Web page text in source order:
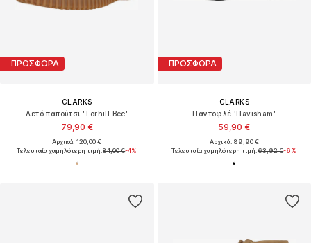
ΠΡΟΣΦΟΡΑ
CLARKS
Δετό παπούτσι 'Torhill Bee'
79,90 €
Αρχικά: 120,00 €
Τελευταία χαμηλότερη τιμή:84,00 €-4%
ΠΡΟΣΦΟΡΑ
CLARKS
Παντοφλέ 'Havisham'
59,90 €
Αρχικά: 89,90 €
Τελευταία χαμηλότερη τιμή:63,92 €-6%